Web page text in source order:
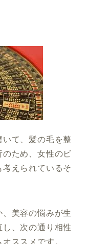
て、髪の毛を整
ため、女性のビ
えられているそ
美容の悩みが生
、次の通り相性
ススメです。